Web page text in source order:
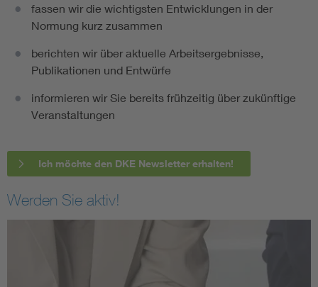
fassen wir die wichtigsten Entwicklungen in der
Normung kurz zusammen
berichten wir über aktuelle Arbeitsergebnisse,
Publikationen und Entwürfe
informieren wir Sie bereits frühzeitig über zukünftige
Veranstaltungen
Ich möchte den DKE Newsletter erhalten!
Werden Sie aktiv!